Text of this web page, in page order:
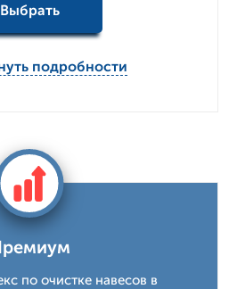
Выбрать
подробности
по очистке навесов в